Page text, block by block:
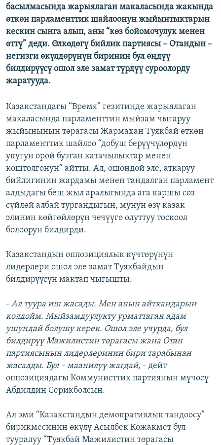
АЗАТТЫК+
ЫҢГАЙСЫЗ СУРООЛОР
ЭЕ/АРнун бардык сайттары
басылмасында жарыялаган макаласында жакында
өткөн парламенттик шайлоонун жыйынтыктарын
кескин сынга алып, аны “көз бойомочулук менен
өттү” деди. Өлкөдөгү бийлик партиясы – Отандын –
негизги өкүлдөрүнүн биринин бул өңдүү
билдирүүсү ошол эле замат түрдүү суроолорду
жаратууда.
Казакстандагы “Время” гезитинде жарыялаган
макаласында парламенттин мыйзам чыгаруу
жыйынынын төрагасы Жармахан Туякбай өткөн
парламенттик шайлоо “добуш берүүчүлөрдүн
укугун орой бузган катачылыктар менен
коштолгонун” айтты. Ал, ошондой эле, аткаруу
бийлигинин жардамы менен тандалган парламент
алдыдагы беш жыл аралыгында ага каршы сөз
сүйлөй албай тургандыгын, мунун өзү казак
элинин көйгөйлөрүн чечүүгө олуттуу тоскоол
болоорун билдирди.
Казакстандын оппозициялык күчтөрүнүн
лидерлери ошол эле замат Туякбайдын
билдирүүсүн мактап чыгышты.
- Ал туура иш жасады. Мен анын айткандарын
колдойм. Мыйзамдуулукту урматтаган адам
ушундай болушу керек. Ошол эле учурда, бул
билдирүү Мажилистин төрагасы жана Отан
партиясынын лидерлеринин бири тарабынан
жасалды. Бул – маанилүү жагдай, - дейт
оппозициядагы Коммунисттик партиянын мүчөсү
Абдилдин Серикболсын.
Ал эми “Казакстандын демократиялык тандоосу”
бирикмесинин өкүлү Асылбек Кожакмет бул
тууралуу “Туякбай Мажилистин төрагасы